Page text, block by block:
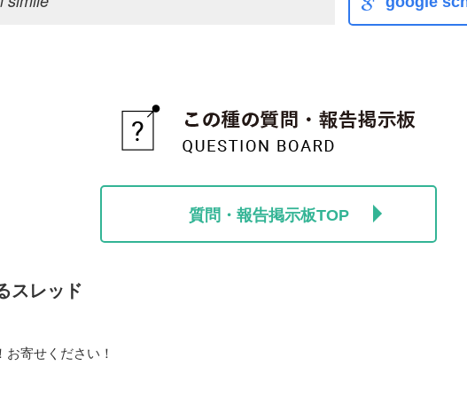
質問・報告掲示板TOP
スレッド
寄せください！